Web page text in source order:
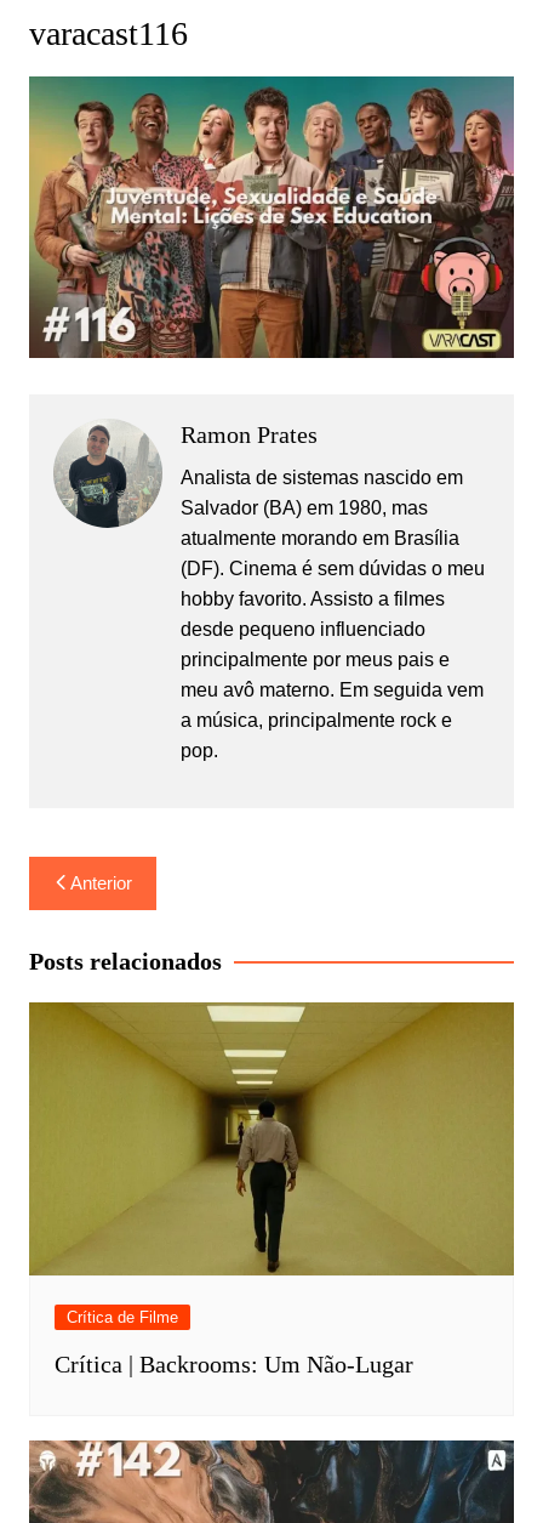
varacast116
Ramon Prates
Analista de sistemas nascido em
Salvador (BA) em 1980, mas
atualmente morando em Brasília
(DF). Cinema é sem dúvidas o meu
hobby favorito. Assisto a filmes
desde pequeno influenciado
principalmente por meus pais e
meu avô materno. Em seguida vem
a música, principalmente rock e
pop.
Navegação
de
Post
Anterior
Posts relacionados
Crítica de Filme
Crítica | Backrooms: Um Não-Lugar